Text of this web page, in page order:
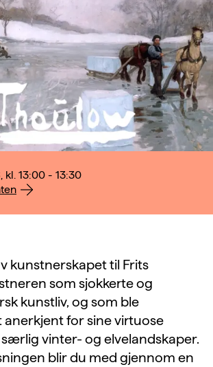
kl. 13:00 - 13:30
kunstnerskapet til Frits
som sjokkerte og
kunstliv, og som ble
for sine virtuose
vinter- og elvelandskaper.
blir du med gjennom en